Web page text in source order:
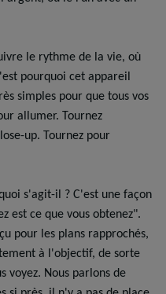
le rythme de la vie, où
pourquoi cet appareil
simples pour que tous vos
allumer. Tournez
up. Tournez pour
s'agit-il ? C'est une façon
est ce que vous obtenez".
pour les plans rapprochés,
à l'objectif, de sorte
voyez. Nous parlons de